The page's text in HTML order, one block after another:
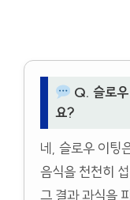
Q. 슬로
요?
네, 슬로우 이팅
음식을 천천히
그 결과 과식을